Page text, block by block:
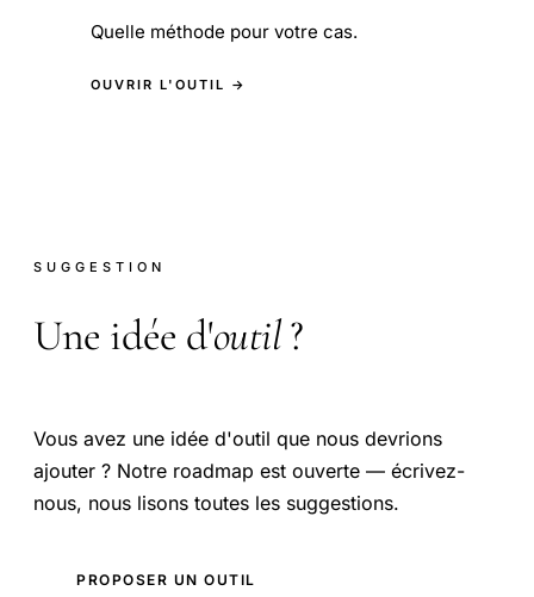
Quelle méthode pour votre cas.
OUVRIR L'OUTIL →
SUGGESTION
Une idée d'outil?
Vous avez une idée d'outil que nous devrions
ajouter ? Notre roadmap est ouverte — écrivez-
nous, nous lisons toutes les suggestions.
PROPOSER UN OUTIL